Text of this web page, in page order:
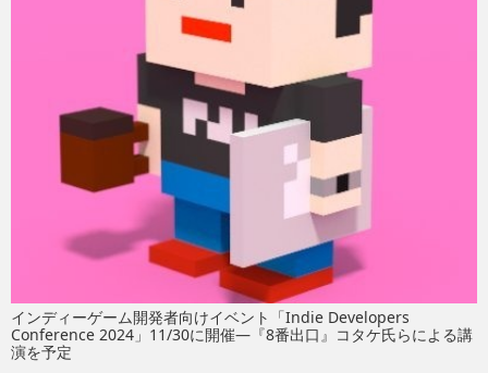
インディーゲーム開発者向けイベント「Indie Developers
Conference 2024」11/30に開催―『8番出口』コタケ氏らによる講
演を予定